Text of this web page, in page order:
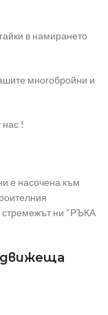
в намирането
многобройни и
нас !
е насочена към
стремежът ни “РЪКА